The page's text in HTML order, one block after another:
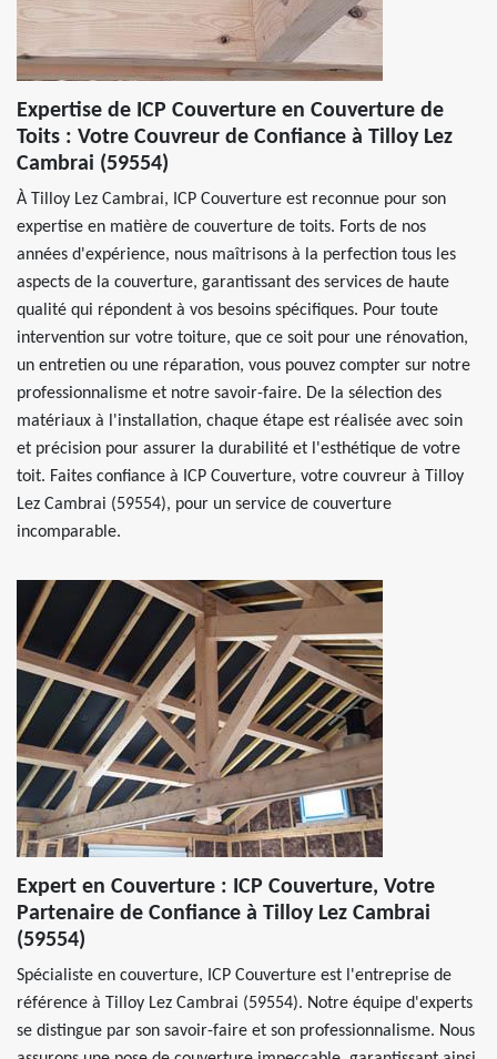
Expertise de ICP Couverture en Couverture de
Toits : Votre Couvreur de Confiance à Tilloy Lez
Cambrai (59554)
À Tilloy Lez Cambrai, ICP Couverture est reconnue pour son
expertise en matière de couverture de toits. Forts de nos
années d'expérience, nous maîtrisons à la perfection tous les
aspects de la couverture, garantissant des services de haute
qualité qui répondent à vos besoins spécifiques. Pour toute
intervention sur votre toiture, que ce soit pour une rénovation,
un entretien ou une réparation, vous pouvez compter sur notre
professionnalisme et notre savoir-faire. De la sélection des
matériaux à l'installation, chaque étape est réalisée avec soin
et précision pour assurer la durabilité et l'esthétique de votre
toit. Faites confiance à ICP Couverture, votre couvreur à Tilloy
Lez Cambrai (59554), pour un service de couverture
incomparable.
Expert en Couverture : ICP Couverture, Votre
Partenaire de Confiance à Tilloy Lez Cambrai
(59554)
Spécialiste en couverture, ICP Couverture est l'entreprise de
référence à Tilloy Lez Cambrai (59554). Notre équipe d'experts
se distingue par son savoir-faire et son professionnalisme. Nous